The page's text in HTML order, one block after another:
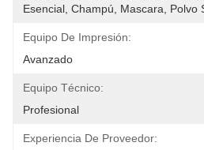
Esencial, Champú, Mascara, Polvo
Equipo De Impresión:
Avanzado
Equipo Técnico:
Profesional
Experiencia De Proveedor: